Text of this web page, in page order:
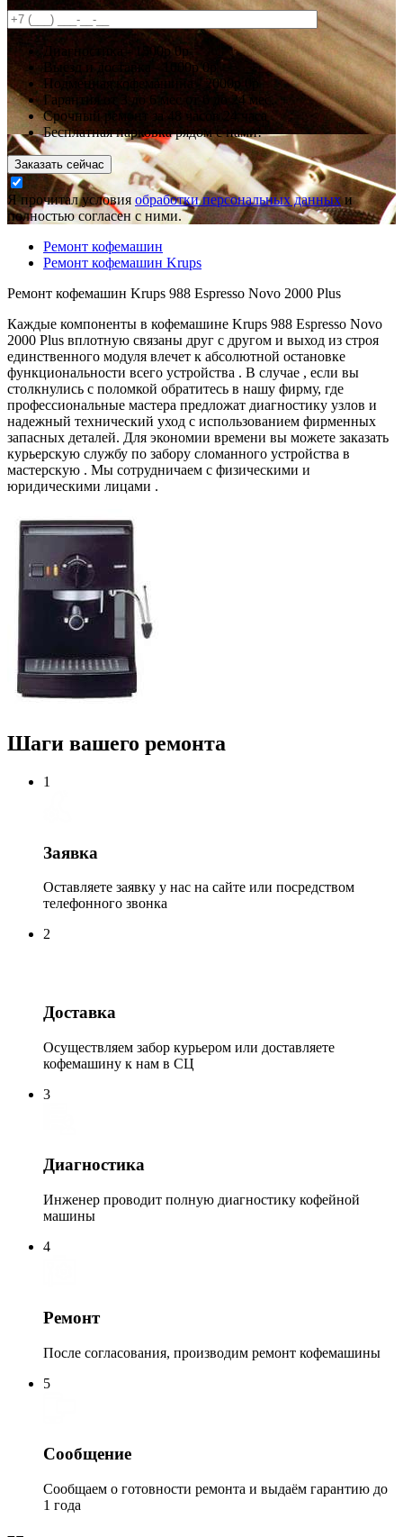
Диагностика - 1500р0р
Выезд и доставка - 1000р0р
Подменная кофемашина -2000р
Гарантия
от 3 до 6 мес
от 6 до 24 мес.
Срочный ремонт за 48 часов
24 часа
Бесплатная парковка рядом с нами!
Заказать сейчас
Я прочитал условия обработки персональных данныхи
полностью согласен с ними.
Ремонт кофемашин
Ремонт кофемашин Krups
Ремонт кофемашин Krups 988 Espresso Novo 2000 Plus
Каждые компоненты в кофемашине Krups 988 Espresso Novo
2000 Plus вплотную связаны друг с другом и выход из строя
единственного модуля влечет к абсолютной остановке
функциональности всего устройства . В случае , если вы
столкнулись с поломкой обратитесь в нашу фирму, где
профессиональные мастера предложат диагностику узлов и
надежный технический уход с использованием фирменных
запасных деталей. Для экономии времени вы можете заказать
курьерскую службу по забору сломанного устройства в
мастерскую . Мы сотрудничаем с физическими и
юридическими лицами .
Шаги вашего ремонта
1
Заявка
Оставляете заявку у нас на сайте или посредством
телефонного звонка
2
Доставка
Осуществляем забор курьером или доставляете
кофемашину к нам в СЦ
3
Диагностика
Инженер проводит полную диагностику кофейной
машины
4
Ремонт
После согласования, производим ремонт кофемашины
5
Сообщение
Сообщаем о готовности ремонта и выдаём гарантию до
1 года